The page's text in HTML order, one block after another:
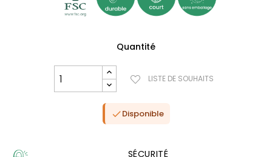
Quantité
LISTE DE SOUHAITS
Disponible
SÉCURITÉ